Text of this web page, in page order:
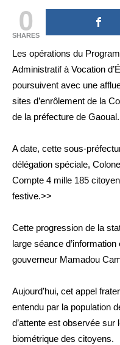
0
SHARES
Les opérations du
Administratif à Vocation
poursuivent avec une
sites d’enrôlement de la
de la préfecture de Gaoual.
A date, cette sous-
délégation spéciale,
Compte 4 mille 185
festive.>>
Cette progression de la
large séance
gouverneur Mamadou
Aujourd’hui, cet appel
entendu par la population
d’attente est observée
biométrique des citoyens.